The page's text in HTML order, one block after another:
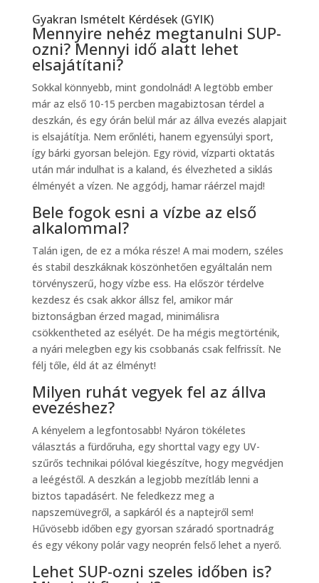
Gyakran Ismételt Kérdések (GYIK)
Mennyire nehéz megtanulni SUP-
ozni? Mennyi idő alatt lehet
elsajátítani?
Sokkal könnyebb, mint gondolnád! A legtöbb ember
már az első 10-15 percben magabiztosan térdel a
deszkán, és egy órán belül már az állva evezés alapjait
is elsajátítja. Nem erőnléti, hanem egyensúlyi sport,
így bárki gyorsan belejön. Egy rövid, vízparti oktatás
után már indulhat is a kaland, és élvezheted a siklás
élményét a vízen. Ne aggódj, hamar ráérzel majd!
Bele fogok esni a vízbe az első
alkalommal?
Talán igen, de ez a móka része! A mai modern, széles
és stabil deszkáknak köszönhetően egyáltalán nem
törvényszerű, hogy vízbe ess. Ha először térdelve
kezdesz és csak akkor állsz fel, amikor már
biztonságban érzed magad, minimálisra
csökkentheted az esélyét. De ha mégis megtörténik,
a nyári melegben egy kis csobbanás csak felfrissít. Ne
félj tőle, éld át az élményt!
Milyen ruhát vegyek fel az állva
evezéshez?
A kényelem a legfontosabb! Nyáron tökéletes
választás a fürdőruha, egy shorttal vagy egy UV-
szűrős technikai pólóval kiegészítve, hogy megvédjen
a leégéstől. A deszkán a legjobb mezítláb lenni a
biztos tapadásért. Ne feledkezz meg a
napszemüvegről, a sapkáról és a naptejről sem!
Hűvösebb időben egy gyorsan száradó sportnadrág
és egy vékony polár vagy neoprén felső lehet a nyerő.
Lehet SUP-ozni szeles időben is?